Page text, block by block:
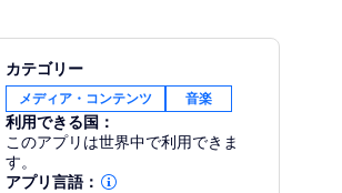
カテゴリー
メディア・コンテンツ 音楽
利用できる国：
このアプリは世界中で利用できま
す。
アプリ言語：